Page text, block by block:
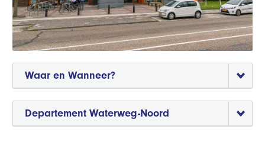
Waar en Wanneer?
Departement Waterweg-Noord